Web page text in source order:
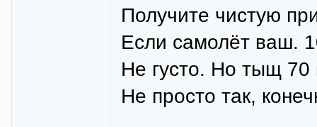
Получите чистую
Если самолёт ваш.
Не густо. Но тыщ
Не просто так,